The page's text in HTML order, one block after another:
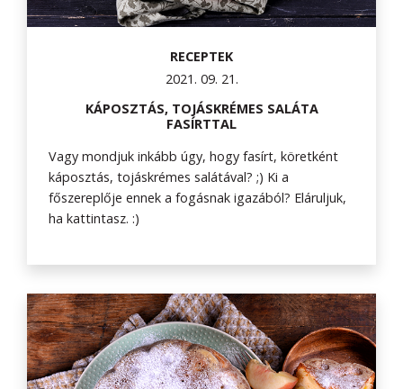
RECEPTEK
2021. 09. 21.
KÁPOSZTÁS, TOJÁSKRÉMES SALÁTA
FASÍRTTAL
Vagy mondjuk inkább úgy, hogy fasírt, köretként
káposztás, tojáskrémes salátával? ;) Ki a
főszereplője ennek a fogásnak igazából? Eláruljuk,
ha kattintasz. :)